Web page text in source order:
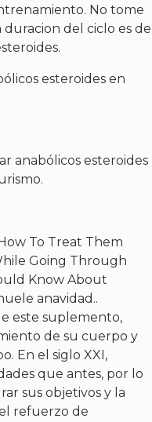
No tome
del ciclo es de
esteroides en
anabólicos esteroides
To Treat Them
Going Through
Know About
anavidad..
este suplemento,
de su cuerpo y
En el siglo XXI,
que antes, por lo
sus objetivos y la
refuerzo de